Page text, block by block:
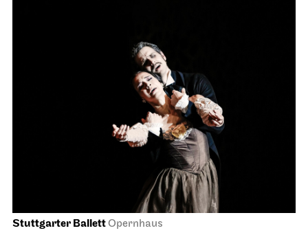
Stuttgarter BallettOpernhaus